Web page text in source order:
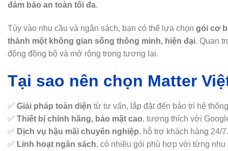
đảm bảo an toàn tối đa.
Tùy vào nhu cầu và ngân sách, bạn có thể lựa chọn gói cơ
thành một không gian sống thông minh, hiện đại. Quan
động đồng bộ và mở rộng trong tương lai.
Tại sao nên chọn Matter
✅ Giải pháp toàn diện từ tư vấn, lắp đặt đến bảo trì hệ
✅ Thiết bị chính hãng, bảo mật cao, tương thích với
✅ Dịch vụ hậu mãi chuyên nghiệp, hỗ trợ khách hàng 24/7.
✅ Linh hoạt ngân sách, có nhiều gói phù hợp với từng nhu